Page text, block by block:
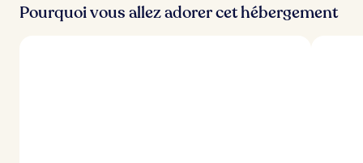
Pourquoi vous allez adorer cet hébergement